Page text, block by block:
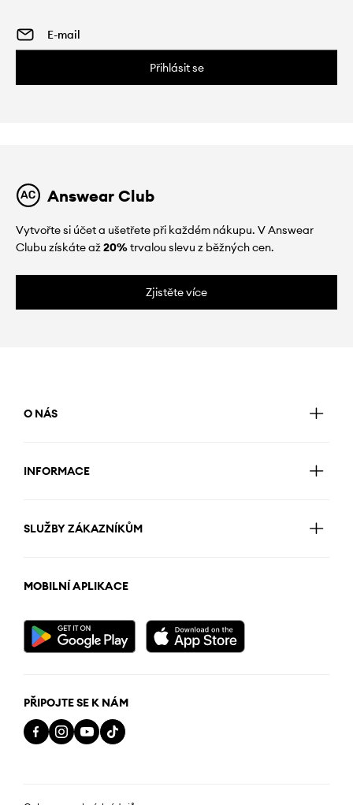
Přihlásit se
Answear Club
Vytvořte si účet a ušetřete při každém nákupu. V Answear
Clubu získáte až20%trvalou slevu z běžných cen.
Zjistěte více
O NÁS
INFORMACE
SLUŽBY ZÁKAZNÍKŮM
MOBILNÍ APLIKACE
PŘIPOJTE SE K NÁM